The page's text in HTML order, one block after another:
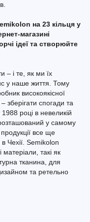
на 23 кільця у
магазині
ідеї та створюйте
– і те, як ми їх
у наше життя. Тому
високоякісної
зберігати спогади та
році в невеликій
у самому
все ще
Чехії. Semikolon
такі як
тканина, для
та ретельно